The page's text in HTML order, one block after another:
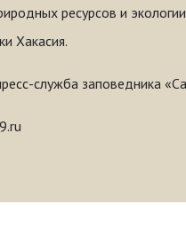
ресурсов и
Хакасия.
служба заповедника